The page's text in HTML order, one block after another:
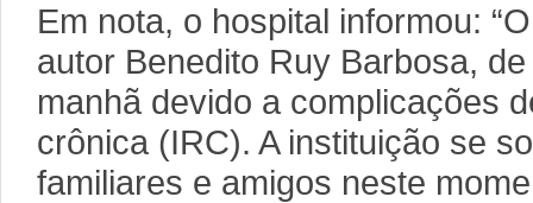
Em nota, o hospital informou:
autor Benedito Ruy Barbosa,
manhã devido a complicações
crônica (IRC). A instituição se
familiares e amigos neste